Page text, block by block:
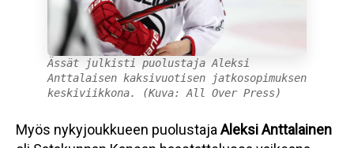
Ässät julkisti puolustaja Aleksi
Anttalaisen kaksivuotisen jatkosopimuksen
keskiviikkona. (Kuva: All Over Press)
Myös nykyjoukkueen puolustaja Aleksi Anttalainen